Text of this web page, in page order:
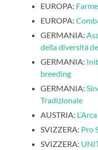
EUROPA:
EUROPA:
GERMANIA:
della diversità
GERMANIA:
breeding
GERMANIA:
Tradizionale
AUSTRIA:
SVIZZERA: Pro
SVIZZERA: